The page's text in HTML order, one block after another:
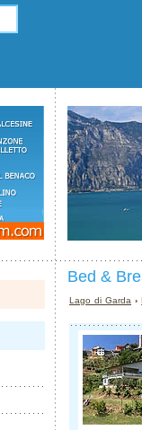
Bed &
Lago di Garda ›